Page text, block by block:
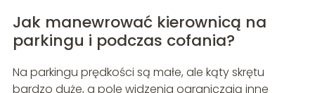
Jak manewrować kierownicą na
parkingu i podczas cofania?
Na parkingu prędkości są małe, ale kąty skrętu
bardzo duże, a pole widzenia ograniczają inne